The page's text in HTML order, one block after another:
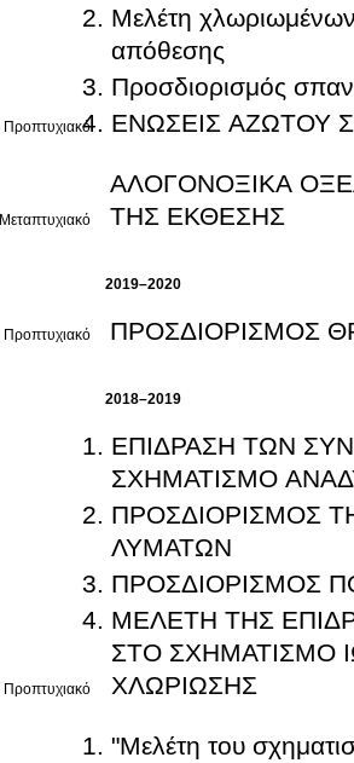
Προπτυχιακό
Μελέτη
απόθεσης
Προσδιορισμός
ΕΝΩΣΕΙΣ ΑΖΩΤΟΥ
Μεταπτυχιακό
ΑΛΟΓΟΝΟΞΙΚΑ
ΤΗΣ ΕΚΘΕΣΗΣ
2019–2020
Προπτυχιακό ΠΡΟΣΔΙΟΡΙΣΜΟΣ
2018–2019
Προπτυχιακό
ΕΠΙΔΡΑΣΗ ΤΩΝ
ΣΧΗΜΑΤΙΣΜΟ
ΠΡΟΣΔΙΟΡΙΣΜΟΣ
ΛΥΜΑΤΩΝ
ΠΡΟΣΔΙΟΡΙΣΜΟΣ
ΜΕΛΕΤΗ ΤΗΣ
ΣΤΟ ΣΧΗΜΑΤΙΣΜΟ
ΧΛΩΡΙΩΣΗΣ
"Μελέτη του